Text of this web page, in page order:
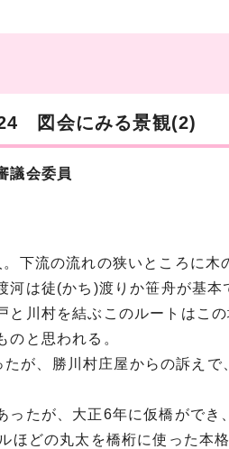
図会にみる景観(2)
議会委員
下流の流れの狭いところに木
河は徒(かち)渡りか笹舟が基
と川村を結ぶこのルートはこ
のと思われる。
が、勝川村庄屋からの訴えで
ったが、大正6年に仮橋ができ
ほどの丸太を橋桁に使った本